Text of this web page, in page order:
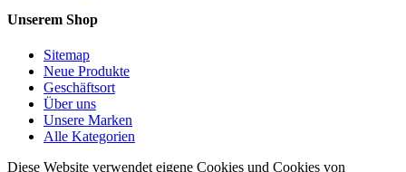
Unserem Shop
Sitemap
Neue Produkte
Geschäftsort
Über uns
Unsere Marken
Alle Kategorien
Diese Website verwendet eigene Cookies und Cookies von